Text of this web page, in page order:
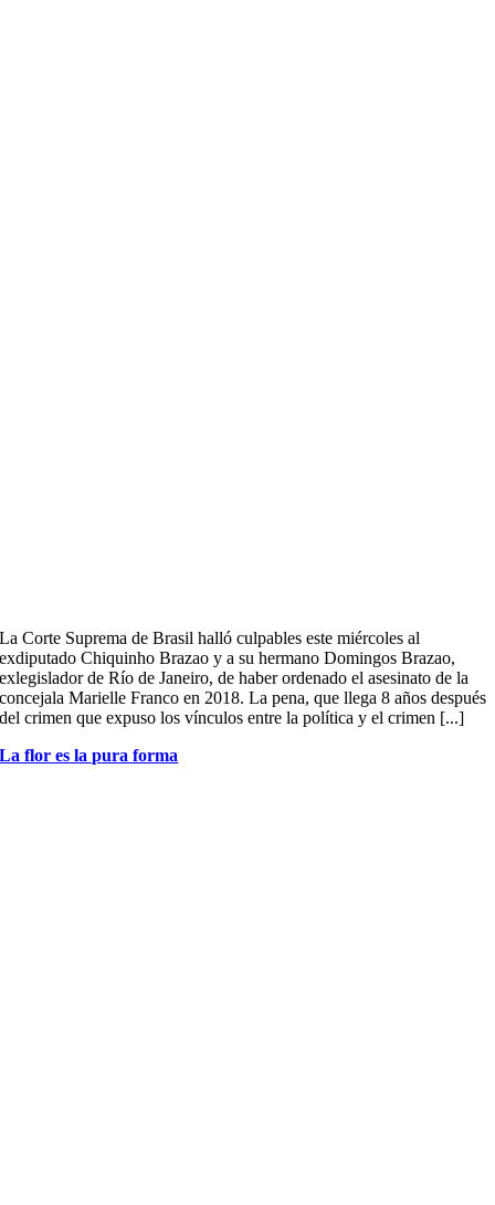
La Corte Suprema de Brasil halló culpables este miércoles al
exdiputado Chiquinho Brazao y a su hermano Domingos Brazao,
exlegislador de Río de Janeiro, de haber ordenado el asesinato de la
concejala Marielle Franco en 2018. La pena, que llega 8 años después
del crimen que expuso los vínculos entre la política y el crimen [...]
La flor es la pura forma